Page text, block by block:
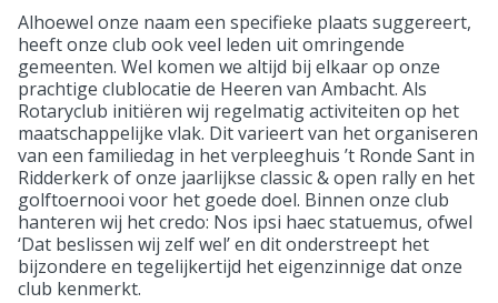
Alhoewel onze naam een specifieke plaats suggereert,
heeft onze club ook veel leden uit omringende
gemeenten. Wel komen we altijd bij elkaar op onze
prachtige clublocatie de Heeren van Ambacht. Als
Rotaryclub initiëren wij regelmatig activiteiten op het
maatschappelijke vlak. Dit varieert van het organiseren
van een familiedag in het verpleeghuis ’t Ronde Sant in
Ridderkerk of onze jaarlijkse classic & open rally en het
golftoernooi voor het goede doel. Binnen onze club
hanteren wij het credo: Nos ipsi haec statuemus, ofwel
‘Dat beslissen wij zelf wel’ en dit onderstreept het
bijzondere en tegelijkertijd het eigenzinnige dat onze
club kenmerkt.